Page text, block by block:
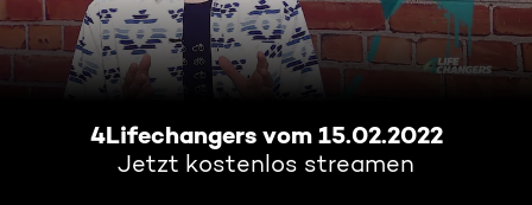
4Lifechangers vom 15.02.2022
Jetzt kostenlos streamen